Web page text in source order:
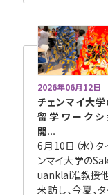
2026年06月12日
チェンマイ大
留学ワークシ
開...
6月10日（水）タ
ンマイ大学の
uanklai准教授
来訪し、今夏、